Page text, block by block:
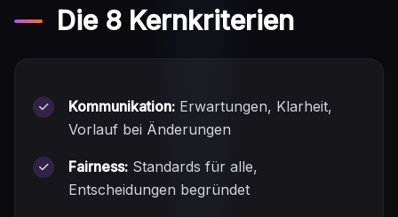
Die 8 Kernkriterien
Kommunikation: Erwartungen, Klarheit,
Vorlauf bei Änderungen
Fairness: Standards für alle,
Entscheidungen begründet